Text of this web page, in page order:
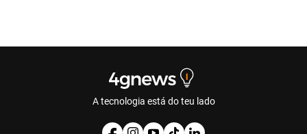
A tecnologia está do teu lado